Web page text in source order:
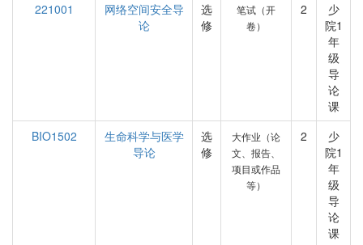
221001
网络空间安全导
论
选
修
笔试（开
卷）
2
少
院1
年
级
导
论
课
BIO1502
生命科学与医学
导论
选
修
大作业（论
文、报告、
项目或作品
等）
2
少
院1
年
级
导
论
课